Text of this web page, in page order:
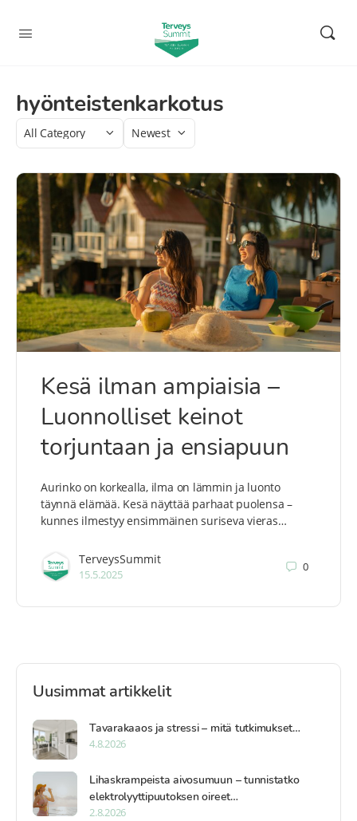
hyönteistenkarkotus
Category
Sort
Kesä ilman ampiaisia –
Luonnolliset keinot
torjuntaan ja ensiapuun
Aurinko on korkealla, ilma on lämmin ja luonto
täynnä elämää. Kesä näyttää parhaat puolensa –
kunnes ilmestyy ensimmäinen suriseva vieras…
TerveysSummit
15.5.2025
0
Uusimmat artikkelit
Tavarakaaos ja stressi – mitä tutkimukset…
4.8.2026
Lihaskrampeista aivosumuun – tunnistatko
elektrolyyttipuutoksen oireet…
2.8.2026